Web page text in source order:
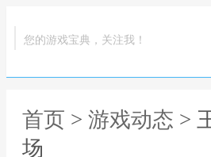
您的游戏宝典，关注我！
首页 > 游戏动态 >
场